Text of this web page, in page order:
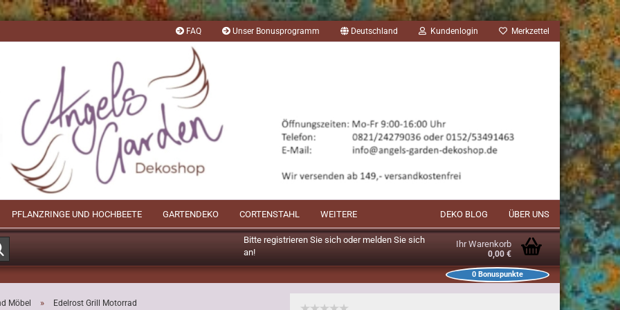
FAQ Unser Bonusprogramm Deutschland Kundenlogin Merkzettel
Bitte registrieren Sie sich oder melden Sie sich
an!
Ihr Warenkorb
0,00 €
0 Bonuspunkte
PFLANZRINGE UND HOCHBEETE GARTENDEKO CORTENSTAHL DEKO BLOG ÜBER UNS
WEITERE
Möbel » Edelrost Grill Motorrad